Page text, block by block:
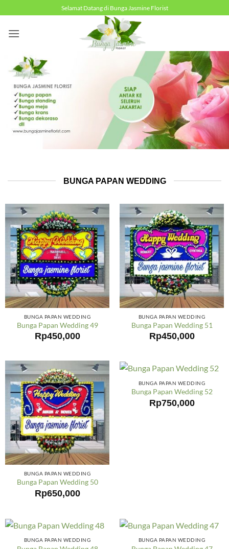
to
content
Selamat Datang di Bunga Jasmine Florist
BUNGA PAPAN WEDDING
BUNGA PAPAN WEDDING
Bunga Papan Wedding 49
Rp450,000
BUNGA PAPAN WEDDING
Bunga Papan Wedding 51
Rp450,000
BUNGA PAPAN WEDDING
Bunga Papan Wedding 50
Rp650,000
BUNGA PAPAN WEDDING
Bunga Papan Wedding 52
Rp750,000
BUNGA PAPAN WEDDING BUNGA PAPAN WEDDING